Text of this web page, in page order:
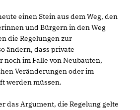
einen Stein aus dem Weg, den
und Bürgern in den Weg
die Regelungen zur
ändern, dass private
noch im Falle von Neubauten,
Veränderungen oder im
werden müssen.
das Argument, die Regelung gelte